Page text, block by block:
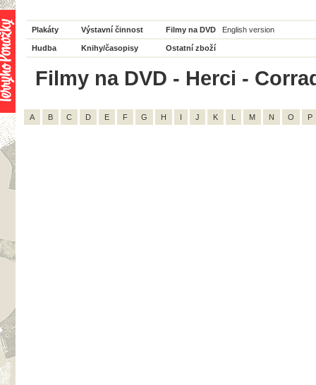
Plakáty Výstavní činnost Filmy na DVD English version
Hudba Knihy/časopisy Ostatní zboží
Filmy na DVD - Herci -
A B C D E F G H I J K L M N O P